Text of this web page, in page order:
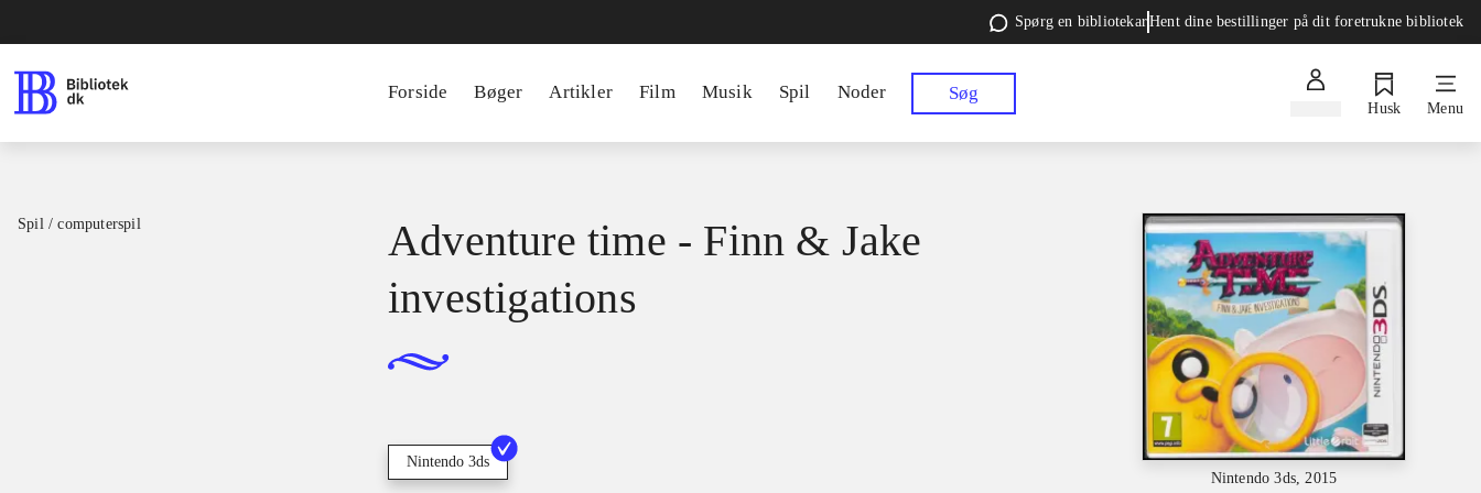
Spørg en bibliotekarHent dine bestillinger på dit foretrukne bibliotek
Forside Bøger Artikler Film Musik Spil Noder Søg
Husk Menu
Spil / computerspil
Nintendo 3ds, 2015
Adventure time - Finn & Jake
investigations
Nintendo 3ds